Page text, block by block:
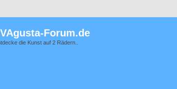
Forum.de
die Kunst auf 2 Rädern..